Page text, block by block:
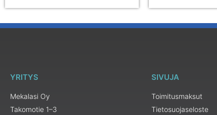
YRITYS
Mekalasi Oy
Takomotie 1–3
SIVUJA
Toimitusmaksut
Tietosuojaseloste